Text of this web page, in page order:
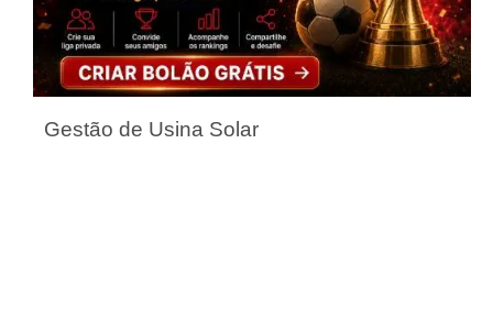
Gestão de Usina Solar